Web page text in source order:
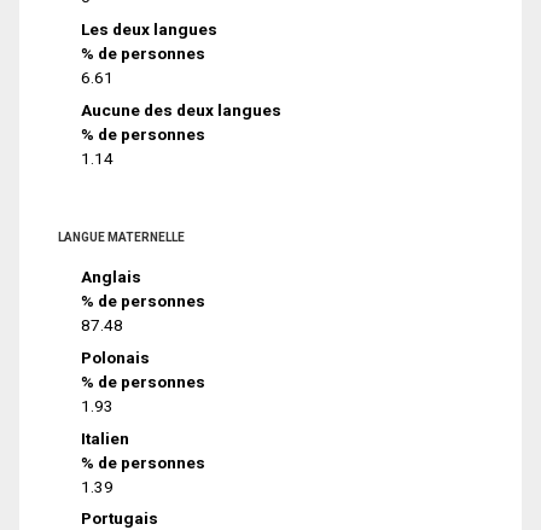
Les deux langues
% de personnes
6.61
Aucune des deux langues
% de personnes
1.14
LANGUE MATERNELLE
Anglais
% de personnes
87.48
Polonais
% de personnes
1.93
Italien
% de personnes
1.39
Portugais